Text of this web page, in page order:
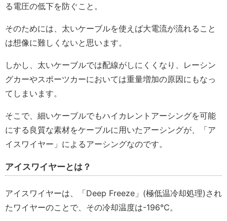
る電圧の低下を防ぐこと。
そのためには、太いケーブルを使えば大電流が流れること
は想像に難しくないと思います。
しかし、太いケーブルでは配線がしにくくなり、レーシン
グカーやスポーツカーにおいては重量増加の原因にもなっ
てしまいます。
そこで、細いケーブルでもハイカレントアーシングを可能
にする良質な素材をケーブルに用いたアーシングが、「ア
イスワイヤー」によるアーシングなのです。
アイスワイヤーとは？
アイスワイヤーは、「Deep Freeze」(極低温冷却処理)され
たワイヤーのことで、その冷却温度は-196℃。